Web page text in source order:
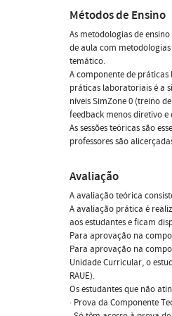
Métodos de Ensino
As metodologias de
de aula com
temático.
A componente de
práticas laboratoriais é a
níveis SimZone 0 (treino
feedback menos diretivo
As sessões teóricas são
professores são
Avaliação
A avaliação teórica
A avaliação prática é
aos estudantes e ficam
Para aprovação na
Para aprovação na
Unidade Curricular, o
RAUE).
Os estudantes que não
· Prova da Componente